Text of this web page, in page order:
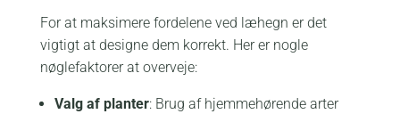
For at maksimere fordelene ved læhegn er det
vigtigt at designe dem korrekt. Her er nogle
nøglefaktorer at overveje:
Valg af planter: Brug af hjemmehørende arter